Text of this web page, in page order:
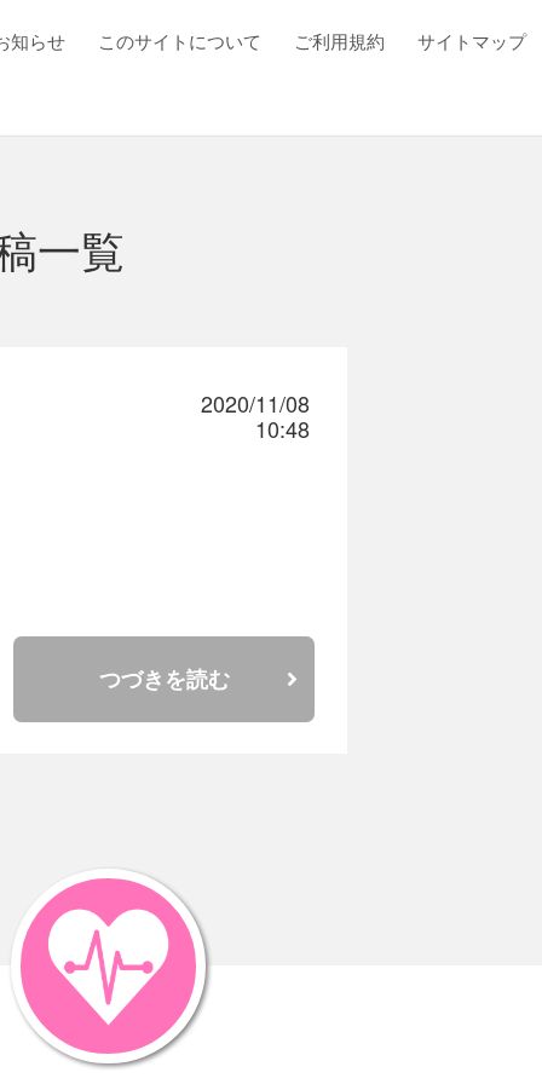
知らせ このサイトについて ご利用規約 サイトマップ
一覧
2020/11/08
10:48
つづきを読む